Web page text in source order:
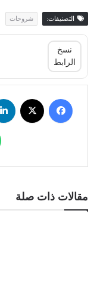
التصنيفات: شروحات
نسخ
الرابط
مقالات ذات صلة